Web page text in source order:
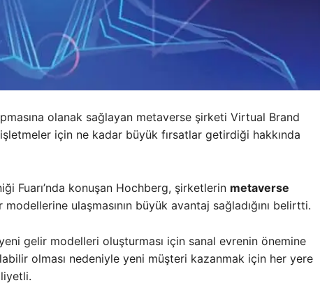
olanak sağlayan metaverse şirketi Virtual Brand
için ne kadar büyük fırsatlar getirdiği hakkında
Fuarı’nda konuşan Hochberg, şirketlerin metaverse
ulaşmasının büyük avantaj sağladığını belirtti.
gelir modelleri oluşturması için sanal evrenin önemine
olması nedeniyle yeni müşteri kazanmak için her yere